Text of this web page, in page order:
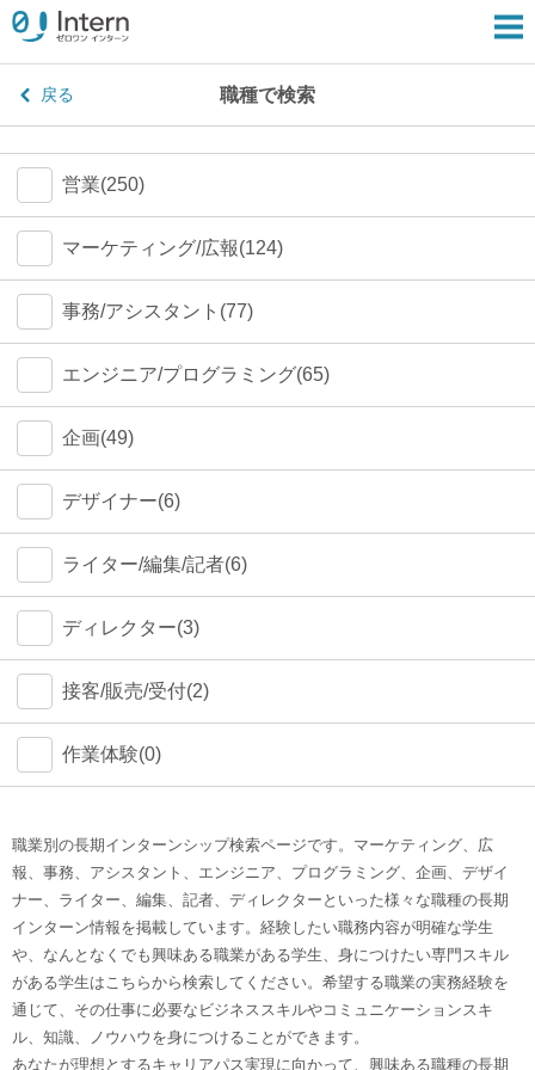
戻る 職種で検索
営業(250)
マーケティング/広報(124)
事務/アシスタント(77)
エンジニア/プログラミング(65)
企画(49)
デザイナー(6)
ライター/編集/記者(6)
ディレクター(3)
接客/販売/受付(2)
作業体験(0)
職業別の長期インターンシップ検索ページです。マーケティング、広
報、事務、アシスタント、エンジニア、プログラミング、企画、デザイ
ナー、ライター、編集、記者、ディレクターといった様々な職種の長期
インターン情報を掲載しています。経験したい職務内容が明確な学生
や、なんとなくでも興味ある職業がある学生、身につけたい専門スキル
がある学生はこちらから検索してください。希望する職業の実務経験を
通じて、その仕事に必要なビジネススキルやコミュニケーションスキ
ル、知識、ノウハウを身につけることができます。
あなたが理想とするキャリアパス実現に向かって、興味ある職種の長期